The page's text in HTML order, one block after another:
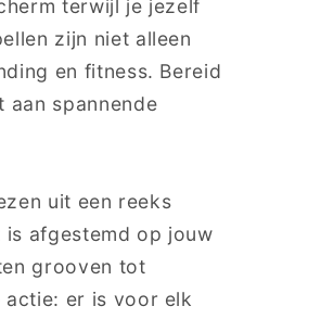
terwijl je jezelf
zijn niet alleen
en fitness. Bereid
aan spannende
uit een reeks
afgestemd op jouw
grooven tot
actie: er is voor elk